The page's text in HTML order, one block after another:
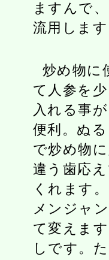
ますんで
流用しま
炒め物に
て人参を
入れる事
便利。ぬ
で炒め物
違う歯応
くれます
メンジャ
て変えま
しです。